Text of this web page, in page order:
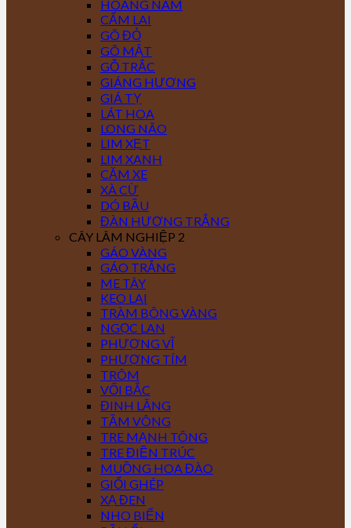
HOÀNG NAM
CẨM LAI
GÕ ĐỎ
GÕ MẬT
GỖ TRẮC
GIÁNG HƯƠNG
GIÁ TỴ
LÁT HOA
LONG NÃO
LIM XẸT
LIM XANH
CĂM XE
XÀ CỪ
DÓ BẦU
ĐÀN HƯƠNG TRẮNG
CÂY LÂM NGHIỆP 2
GÁO VÀNG
GÁO TRẮNG
ME TÂY
KEO LAI
TRÀM BÔNG VÀNG
NGỌC LAN
PHƯỢNG VĨ
PHƯỢNG TÍM
TRÔM
VỐI BẮC
ĐINH LĂNG
TẦM VÔNG
TRE MẠNH TÔNG
TRE ĐIỀN TRÚC
MUỒNG HOA ĐÀO
GIỔI GHÉP
XẠ ĐEN
NHO BIỂN